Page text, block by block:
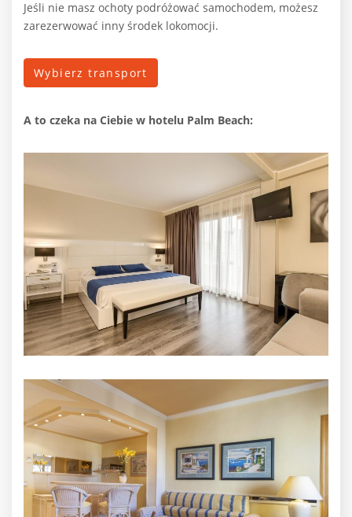
Jeśli nie masz ochoty podróżować samochodem, możesz
zarezerwować inny środek lokomocji.
Wybierz transport
A to czeka na Ciebie w hotelu Palm Beach: